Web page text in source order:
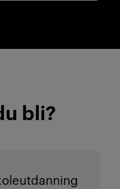
bli?